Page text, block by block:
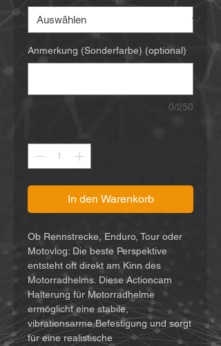
Anmerkung (Sonderfarbe) (optional)
0/250
In den Warenkorb
Ob Rennstrecke, Enduro, Tour oder
Motovlog: Die beste Perspektive
entsteht oft direkt am Kinn des
Motorradhelms. Diese Actioncam
Halterung für Motorradhelme
ermöglicht eine stabile,
vibrationsarme Befestigung und sorgt
für eine realistische